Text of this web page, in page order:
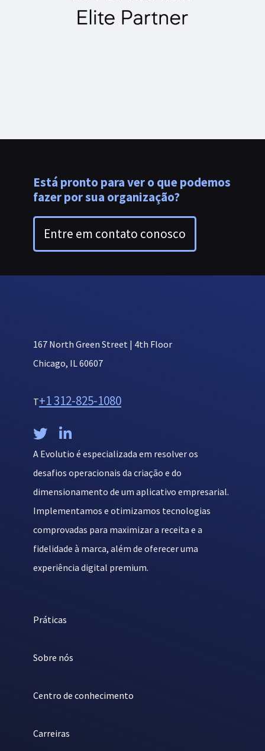
Está pronto para ver o que podemos
fazer por sua organização?
Entre em contato conosco
167 North Green Street | 4th Floor
Chicago, IL 60607
T+1 312-825-1080
 
A Evolutio é especializada em resolver os
desafios operacionais da criação e do
dimensionamento de um aplicativo empresarial.
Implementamos e otimizamos tecnologias
comprovadas para maximizar a receita e a
fidelidade à marca, além de oferecer uma
experiência digital premium.
Práticas
Sobre nós
Centro de conhecimento
Carreiras